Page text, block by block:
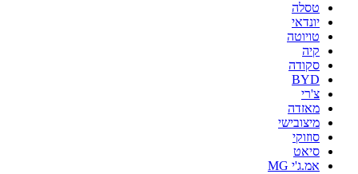
טסלה
יונדאי
טויוטה
קיה
סקודה
BYD
צ'רי
מאזדה
מיצובישי
סוזוקי
סיאט
אמ.ג'י MG